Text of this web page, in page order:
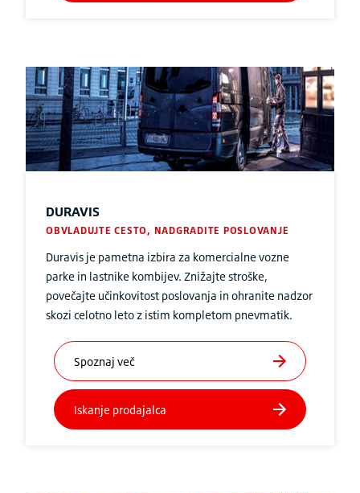
DURAVIS
OBVLADUJTE CESTO, NADGRADITE POSLOVANJE
Duravis je pametna izbira za komercialne vozne
parke in lastnike kombijev. Znižajte stroške,
povečajte učinkovitost poslovanja in ohranite nadzor
skozi celotno leto z istim kompletom pnevmatik.